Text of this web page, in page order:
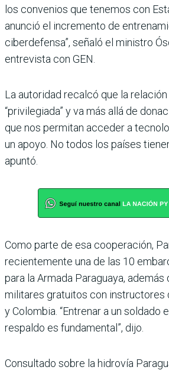
los convenios que tenemos con
anunció el incremento de
ciberdefensa”, señaló el ministro
entrevista con GEN.
La autoridad recalcó que la
“privilegiada” y va más allá de
que nos permitan acceder a
un apoyo. No todos los países
apuntó.
Como parte de esa coopera­ción,
recien­temente una de las 10
para la Armada Paraguaya,
militares gratuitos con instructores
y Colom­bia. “Entrenar a un soldado
respaldo es fundamental”, dijo.
Consultado sobre la hidro­vía